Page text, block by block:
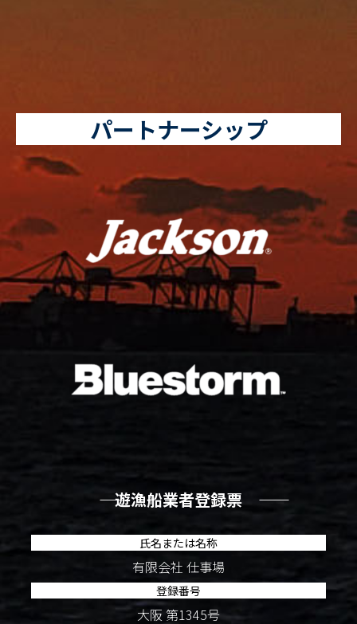
パートナーシップ
―― 遊漁船業者登録票 ――
氏名または名称
有限会社 仕事場
登録番号
大阪 第1345号